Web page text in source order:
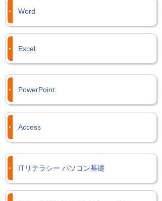
Word
Excel
PowerPoint
Access
ITリテラシー パソコン基礎